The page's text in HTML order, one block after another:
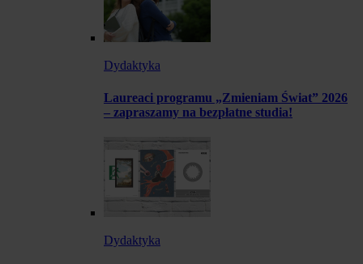
Dydaktyka
Laureaci programu „Zmieniam Świat” 2026
– zapraszamy na bezpłatne studia!
Dydaktyka